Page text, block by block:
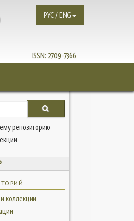
ISSN: 2709-7366
РУС / ENG
репозиторию
коллекции